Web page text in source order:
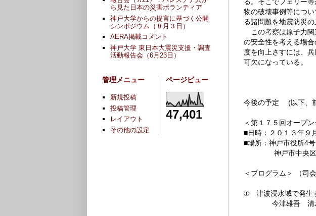
物の破壊事例等につ
る諸問題を地震防災の
この考察は原子力関
の安全性を考える場
度を向上さすには、
可欠になっている。
今後の予定 (以下、
＜第１７５回オープ
■日時：２０１３年９
■場所：神戸市役所4
神戸市中央区江
＜プログラム＞ （司
① 津波浸水域で発生
今津雄吾 清水建
ら見た日本の災害ボランティア
神戸大学からの提言に基づく公開
シンポジウム（８月３日）
AERA掲載コメント
神戸大学 東日本大震災支援・調査
活動報告会（6月23日）
管理メニュー
新規投稿
投稿管理
レイアウト
その他の設定
ページビュー
47,401